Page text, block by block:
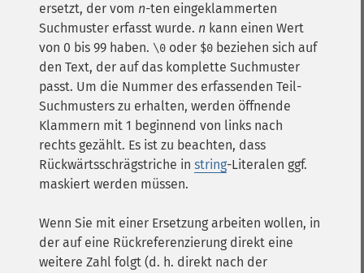
ersetzt, der vom n-ten eingeklammerten
Suchmuster erfasst wurde. n kann einen Wert
von 0 bis 99 haben. \0 oder $0 beziehen sich auf
den Text, der auf das komplette Suchmuster
passt. Um die Nummer des erfassenden Teil-
Suchmusters zu erhalten, werden öffnende
Klammern mit 1 beginnend von links nach
rechts gezählt. Es ist zu beachten, dass
Rückwärtsschrägstriche in string-Literalen ggf.
maskiert werden müssen.
Wenn Sie mit einer Ersetzung arbeiten wollen, in
der auf eine Rückreferenzierung direkt eine
weitere Zahl folgt (d. h. direkt nach der